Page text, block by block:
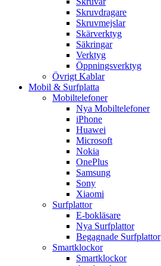
Skruvdragare
Skruvmejslar
Skärverktyg
Säkringar
Verktyg
Öppningsverktyg
Övrigt Kablar
Mobil & Surfplatta
Mobiltelefoner
Nya Mobiltelefoner
iPhone
Huawei
Microsoft
Nokia
OnePlus
Samsung
Sony
Xiaomi
Surfplattor
E-bokläsare
Nya Surfplattor
Begagnade Surfplattor
Smartklockor
Smartklockor